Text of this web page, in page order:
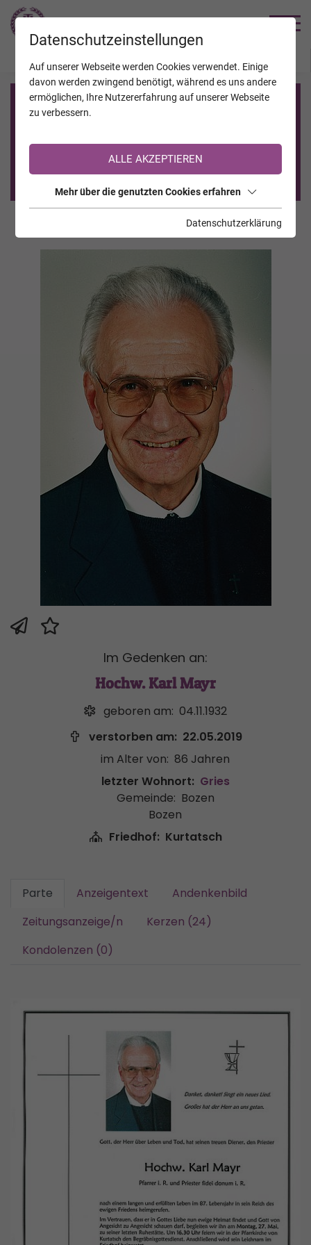
Registrierung auf TrauerHilfe.it
Sie sind noch nicht auf TrauerHilfe.it registriert?
>> zur kostenlosen Registrierung <<
Im Gedenken an:
Hochw. Karl Mayr
geboren am: 04.11.1932
verstorben am: 22.05.2019
im Alter von: 86 Jahren
letzter Wohnort: Gries
Gemeinde: Bozen
Bozen
Friedhof: Kurtatsch
Parte Anzeigentext
Andenkenbild
Zeitungsanzeige/n
Kerzen (24)
Kondolenzen (0)
Datenschutzeinstellungen
Auf unserer Webseite werden Cookies verwendet. Einige
davon werden zwingend benötigt, während es uns andere
ermöglichen, Ihre Nutzererfahrung auf unserer Webseite
zu verbessern.
ALLE AKZEPTIEREN
Mehr über die genutzten Cookies erfahren
Datenschutzerklärung
JAHRESTAGE KALENDER VERSTORBENE